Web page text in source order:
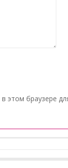
этом браузере